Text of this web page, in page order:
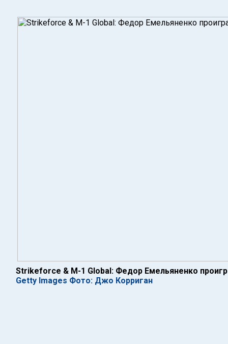
Strikeforce & M-1 Global: Федор Емельяненко
Getty Images Фото: Джо Корриган